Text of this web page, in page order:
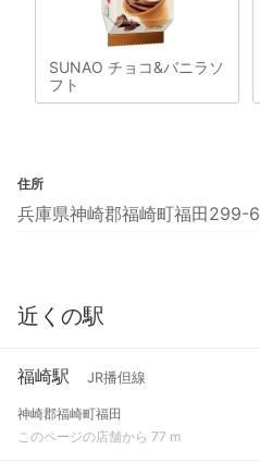
SUNAO チョコ&バニラソ
フト
住所
兵庫県神崎郡福崎町福田299-6
近くの駅
福崎駅 JR播但線
神崎郡福崎町福田
このページの店舗から 77 m